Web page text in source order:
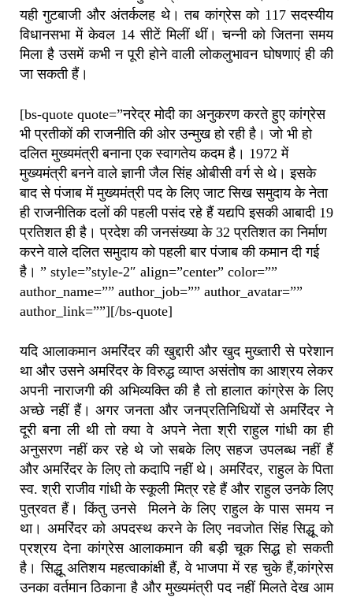
यही गुटबाजी और अंतर्कलह थे। तब कांग्रेस को 117 सदस्यीय
विधानसभा में केवल 14 सीटें मिलीं थीं। चन्नी को जितना समय
मिला है उसमें कभी न पूरी होने वाली लोकलुभावन घोषणाएं ही की
जा सकती हैं।
[bs-quote quote=”नरेद्र मोदी का अनुकरण करते हुए कांग्रेस
भी प्रतीकों की राजनीति की ओर उन्मुख हो रही है। जो भी हो
दलित मुख्यमंत्री बनाना एक स्वागतेय कदम है। 1972 में
मुख्यमंत्री बनने वाले ज्ञानी जैल सिंह ओबीसी वर्ग से थे। इसके
बाद से पंजाब में मुख्यमंत्री पद के लिए जाट सिख समुदाय के नेता
ही राजनीतिक दलों की पहली पसंद रहे हैं यद्यपि इसकी आबादी 19
प्रतिशत ही है। प्रदेश की जनसंख्या के 32 प्रतिशत का निर्माण
करने वाले दलित समुदाय को पहली बार पंजाब की कमान दी गई
है। ” style=”style-2″ align=”center” color=””
author_name=”” author_job=”” author_avatar=””
author_link=””][/bs-quote]
यदि आलाकमान अमरिंदर की खुद्दारी और खुद मुख्तारी से परेशान
था और उसने अमरिंदर के विरुद्ध व्याप्त असंतोष का आश्रय लेकर
अपनी नाराजगी की अभिव्यक्ति की है तो हालात कांग्रेस के लिए
अच्छे नहीं हैं। अगर जनता और जनप्रतिनिधियों से अमरिंदर ने
दूरी बना ली थी तो क्या वे अपने नेता श्री राहुल गांधी का ही
अनुसरण नहीं कर रहे थे जो सबके लिए सहज उपलब्ध नहीं हैं
और अमरिंदर के लिए तो कदापि नहीं थे। अमरिंदर, राहुल के पिता
स्व. श्री राजीव गांधी के स्कूली मित्र रहे हैं और राहुल उनके लिए
पुत्रवत हैं। किंतु उनसे मिलने के लिए राहुल के पास समय न
था। अमरिंदर को अपदस्थ करने के लिए नवजोत सिंह सिद्धू को
प्रश्रय देना कांग्रेस आलाकमान की बड़ी चूक सिद्ध हो सकती
है। सिद्धू अतिशय महत्वाकांक्षी हैं, वे भाजपा में रह चुके हैं,कांग्रेस
उनका वर्तमान ठिकाना है और मुख्यमंत्री पद नहीं मिलते देख आम